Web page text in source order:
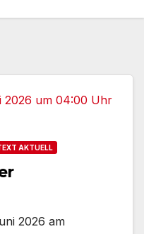
AKTUELL
2026 am